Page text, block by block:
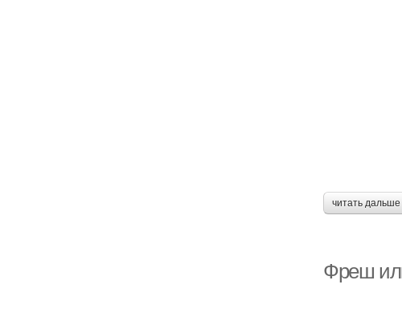
читать
Фреш